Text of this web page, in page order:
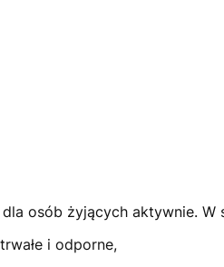
osób żyjących aktywnie. W
i odporne,